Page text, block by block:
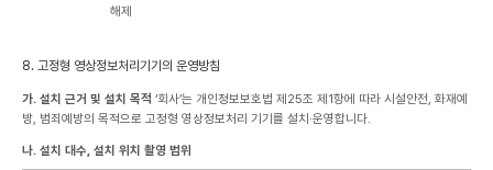
해제
8. 고정형 영상정보처리기기의 운영방침
가. 설치 근거 및 설치 목적 ‘회사’는 개인정보보호법 제25조 제1항에 따라 시설안전, 화재예
방, 범죄예방의 목적으로 고정형 영상정보처리 기기를 설치·운영합니다.
나. 설치 대수, 설치 위치 촬영 범위